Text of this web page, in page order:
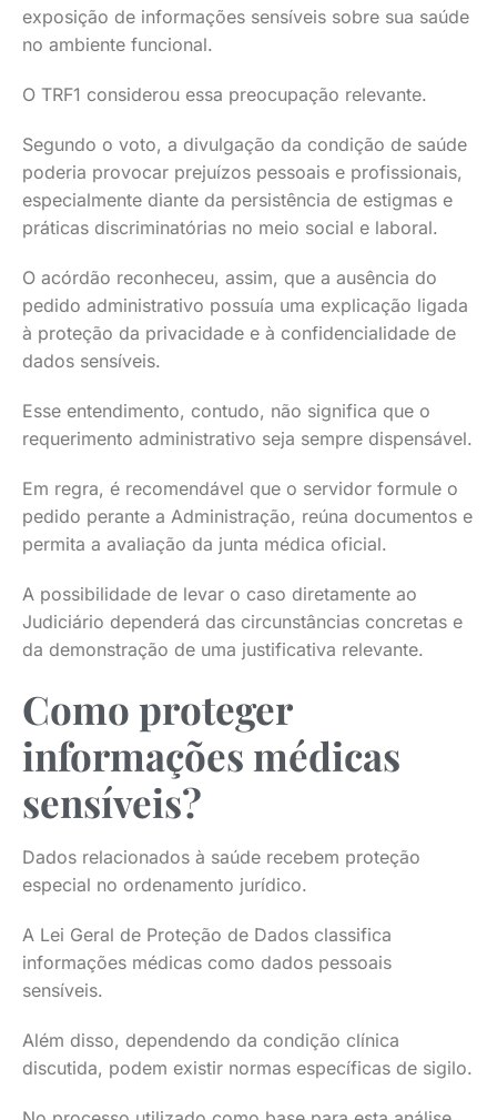
exposição de informações sensíveis sobre sua saúde
no ambiente funcional.
O TRF1 considerou essa preocupação relevante.
Segundo o voto, a divulgação da condição de saúde
poderia provocar prejuízos pessoais e profissionais,
especialmente diante da persistência de estigmas e
práticas discriminatórias no meio social e laboral.
O acórdão reconheceu, assim, que a ausência do
pedido administrativo possuía uma explicação ligada
à proteção da privacidade e à confidencialidade de
dados sensíveis.
Esse entendimento, contudo, não significa que o
requerimento administrativo seja sempre dispensável.
Em regra, é recomendável que o servidor formule o
pedido perante a Administração, reúna documentos e
permita a avaliação da junta médica oficial.
A possibilidade de levar o caso diretamente ao
Judiciário dependerá das circunstâncias concretas e
da demonstração de uma justificativa relevante.
Como proteger
informações médicas
sensíveis?
Dados relacionados à saúde recebem proteção
especial no ordenamento jurídico.
A Lei Geral de Proteção de Dados classifica
informações médicas como dados pessoais
sensíveis.
Além disso, dependendo da condição clínica
discutida, podem existir normas específicas de sigilo.